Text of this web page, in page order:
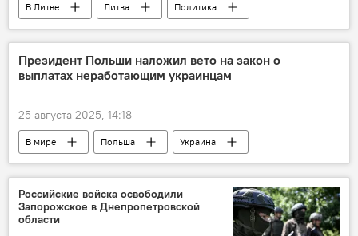
В Литве Литва
Политика
Общество
бедность
финансы
доходы
экспорт
Инга Ругинене
Президент Польши наложил вето на закон о
выплатах неработающим украинцам
25 августа 2025, 14:18
В мире Польша
Украина
беженцы
Политика
Общество
Кароль Навроцкий
выплаты
социальные услуги
Российские войска освободили
Запорожское в Днепропетровской
области